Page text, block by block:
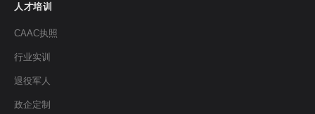
人才培训
CAAC执照
行业实训
退役军人
政企定制